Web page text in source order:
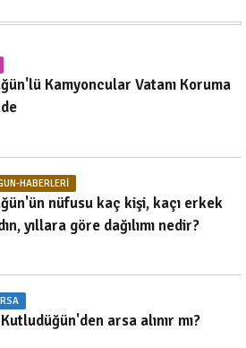
Kamyoncular Vatanı Koruma
HABERLERI
nüfusu kaç kişi, kaçı erkek
yıllara göre dağılımı nedir?
arsa alınır mı?